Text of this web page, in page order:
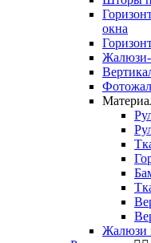
окна
Жалюзи